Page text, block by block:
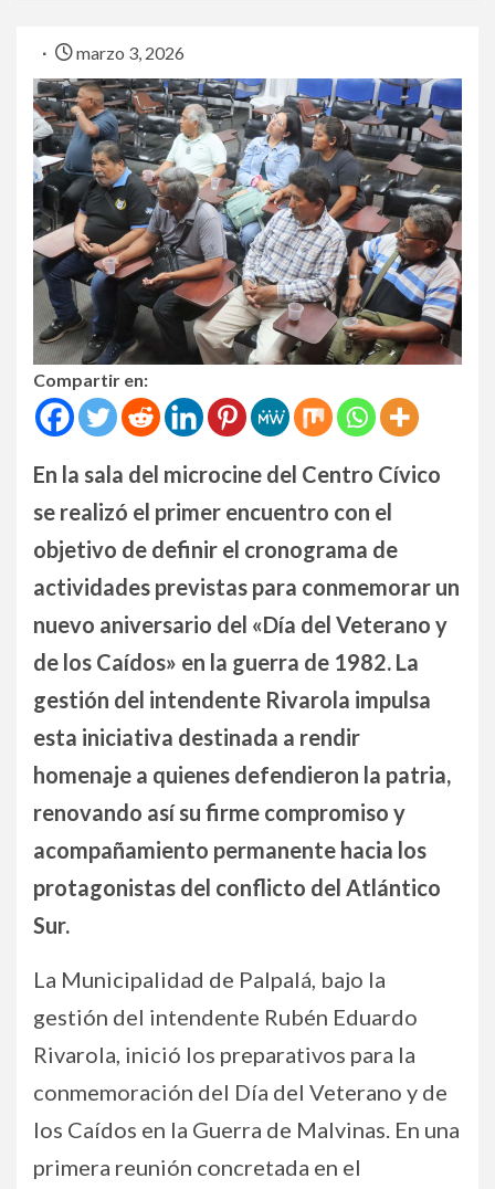
marzo 3, 2026
Compartir en:
En la sala del microcine del Centro Cívico
se realizó el primer encuentro con el
objetivo de definir el cronograma de
actividades previstas para conmemorar un
nuevo aniversario del «Día del Veterano y
de los Caídos» en la guerra de 1982. La
gestión del intendente Rivarola impulsa
esta iniciativa destinada a rendir
homenaje a quienes defendieron la patria,
renovando así su firme compromiso y
acompañamiento permanente hacia los
protagonistas del conflicto del Atlántico
Sur.
La Municipalidad de Palpalá, bajo la
gestión del intendente Rubén Eduardo
Rivarola, inició los preparativos para la
conmemoración del Día del Veterano y de
los Caídos en la Guerra de Malvinas. En una
primera reunión concretada en el